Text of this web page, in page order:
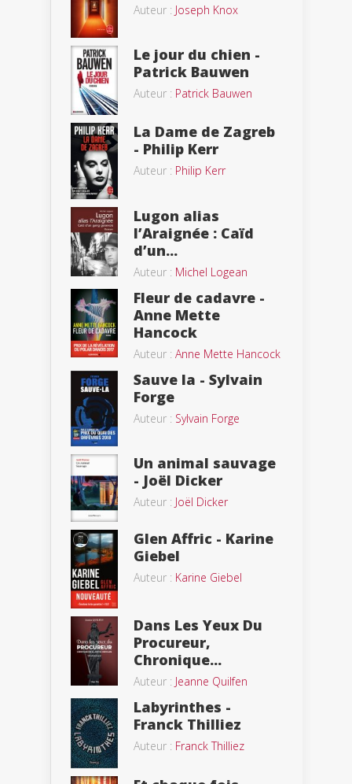
Auteur : Joseph Knox
Le jour du chien -
Patrick Bauwen
Auteur : Patrick Bauwen
La Dame de Zagreb
- Philip Kerr
Auteur : Philip Kerr
Lugon alias
l’Araignée : Caïd
d’un...
Auteur : Michel Logean
Fleur de cadavre -
Anne Mette
Hancock
Auteur : Anne Mette Hancock
Sauve la - Sylvain
Forge
Auteur : Sylvain Forge
Un animal sauvage
- Joël Dicker
Auteur : Joël Dicker
Glen Affric - Karine
Giebel
Auteur : Karine Giebel
Dans Les Yeux Du
Procureur,
Chronique...
Auteur : Jeanne Quilfen
Labyrinthes -
Franck Thilliez
Auteur : Franck Thilliez